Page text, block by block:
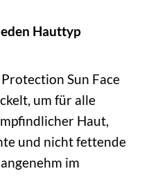
Hauttyp
Sun Face
um für alle
Haut,
und nicht fettende
im